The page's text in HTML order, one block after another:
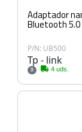
Adaptador
Bluetooth 5.0
P/N: UB500
Tp - link
3 4 uds.